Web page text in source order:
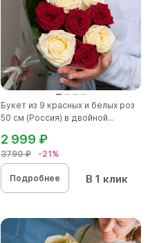
Букет из 9 красных и белых роз
50 см (Россия) в двойной...
3790 ₽ -21%
2 999 ₽
Подробнее В 1 клик